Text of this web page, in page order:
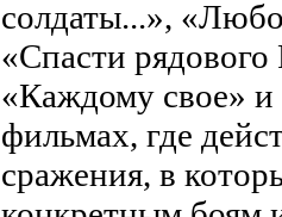
солдаты...»,
«Спасти
«Каждому свое» и
фильмах, где
сражения, в